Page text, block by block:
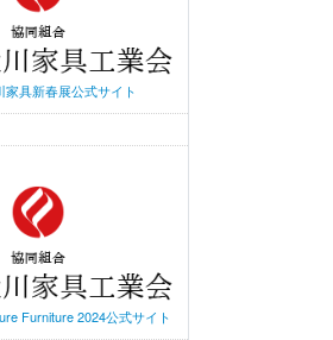
家具新春展公式サイト
Furniture 2024公式サイト